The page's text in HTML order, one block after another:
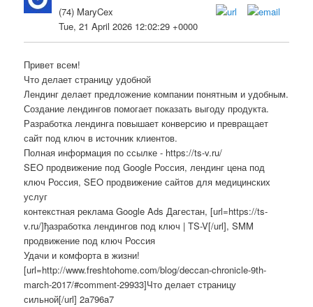
(74) MaryCex
Tue, 21 April 2026 12:02:29 +0000
Привет всем!
Что делает страницу удобной
Лендинг делает предложение компании понятным и удобным.
Создание лендингов помогает показать выгоду продукта.
Разработка лендинга повышает конверсию и превращает
сайт под ключ в источник клиентов.
Полная информация по ссылке - https://ts-v.ru/
SEO продвижение под Google Россия, лендинг цена под
ключ Россия, SEO продвижение сайтов для медицинских
услуг
контекстная реклама Google Ads Дагестан, [url=https://ts-
v.ru/]ђазработка лендингов под ключ | TS-V[/url], SMM
продвижение под ключ Россия
Удачи и комфорта в жизни!
[url=http://www.freshtohome.com/blog/deccan-chronicle-9th-
march-2017/#comment-29933]Что делает страницу
сильной[/url] 2a796a7